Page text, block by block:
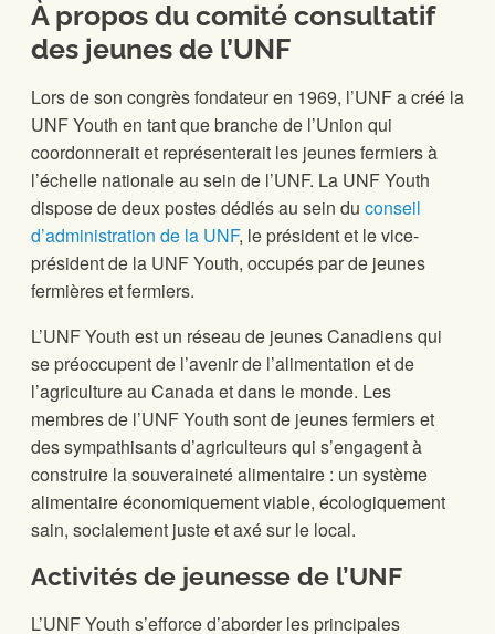
À propos du comité consultatif
des jeunes de l’UNF
Lors de son congrès fondateur en 1969, l’UNF a créé la
UNF Youth en tant que branche de l’Union qui
coordonnerait et représenterait les jeunes fermiers à
l’échelle nationale au sein de l’UNF. La UNF Youth
dispose de deux postes dédiés au sein du conseil
d’administration de la UNF, le président et le vice-
président de la UNF Youth, occupés par de jeunes
fermières et fermiers.
L’UNF Youth est un réseau de jeunes Canadiens qui
se préoccupent de l’avenir de l’alimentation et de
l’agriculture au Canada et dans le monde. Les
membres de l’UNF Youth sont de jeunes fermiers et
des sympathisants d’agriculteurs qui s’engagent à
construire la souveraineté alimentaire : un système
alimentaire économiquement viable, écologiquement
sain, socialement juste et axé sur le local.
Activités de jeunesse de l’UNF
L’UNF Youth s’efforce d’aborder les principales